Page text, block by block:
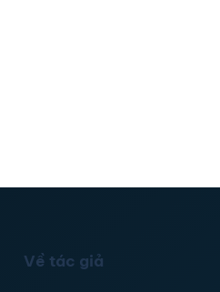
Về tác giả